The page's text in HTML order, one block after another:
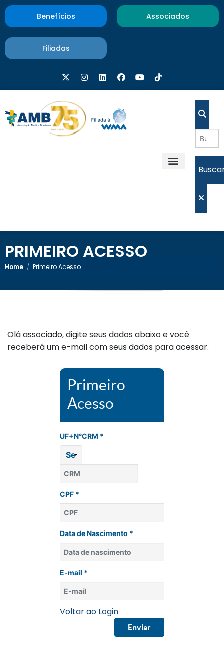
Benefícios Associados
Filiadas
PRIMEIRO ACESSO
Home / Primeiro Acesso
Olá associado, digite seus dados abaixo e você
receberá um e-mail com seus dados para acessar.
Primeiro
Acesso
UF+N°CRM *
CPF *
Data de Nascimento *
E-mail *
Voltar ao Login
Enviar